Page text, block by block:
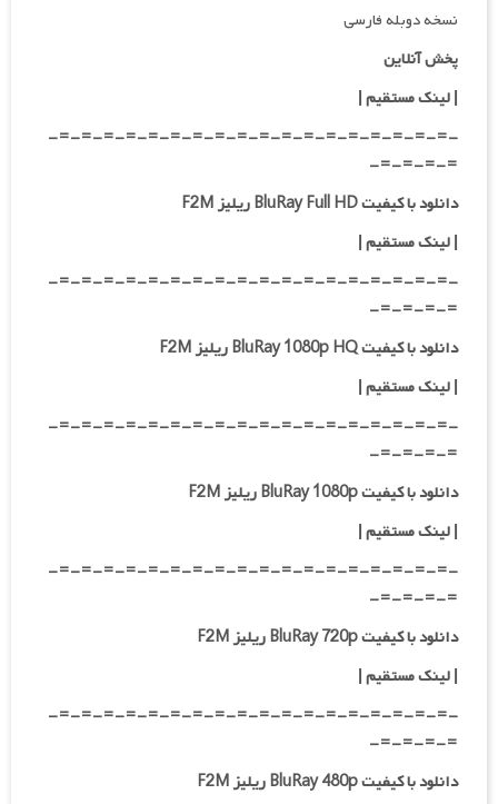
نسخه دوبله فارسی
پخش آنلاین
| لینک مستقیم|
-=-=-=-=-=-=-=-=-=-=-=-=-=-=-=-=-=-=-
=-=-=-=-
دانلود با کیفیت BluRay Full HD ریلیز F2M
|لینک مستقیم|
-=-=-=-=-=-=-=-=-=-=-=-=-=-=-=-=-=-=-
=-=-=-=-
دانلود با کیفیت BluRay 1080p HQ ریلیز F2M
|لینک مستقیم|
-=-=-=-=-=-=-=-=-=-=-=-=-=-=-=-=-=-=-
=-=-=-=-
دانلود با کیفیت BluRay 1080p ریلیز F2M
|لینک مستقیم|
-=-=-=-=-=-=-=-=-=-=-=-=-=-=-=-=-=-=-
=-=-=-=-
دانلود با کیفیت BluRay 720p ریلیز F2M
| لینک مستقیم|
-=-=-=-=-=-=-=-=-=-=-=-=-=-=-=-=-=-=-
=-=-=-=-
دانلود با کیفیت BluRay 480p ریلیز F2M